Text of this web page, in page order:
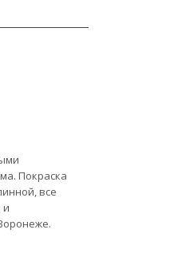
Покраска
все
и